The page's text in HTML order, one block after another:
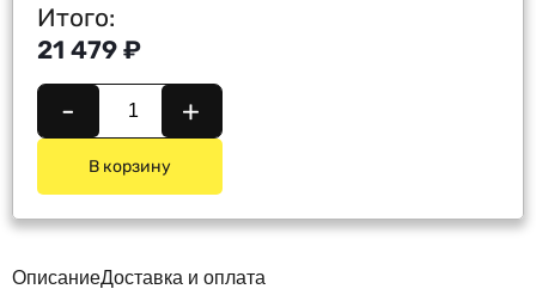
Итого:
21 479 ₽
- +
В корзину
ОписаниеДоставка и оплата